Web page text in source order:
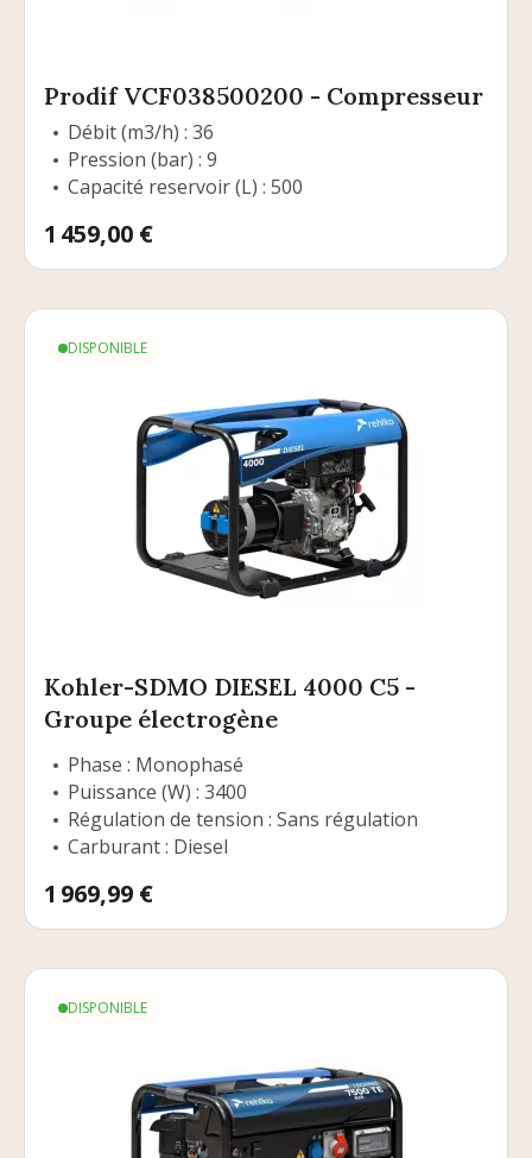
Prodif VCF038500200 - Compresseur
Débit (m3/h) : 36
Pression (bar) : 9
Capacité reservoir (L) : 500
Prix
1 459,00 €
DISPONIBLE
Kohler-SDMO DIESEL 4000 C5 -
Groupe électrogène
Phase : Monophasé
Puissance (W) : 3400
Régulation de tension : Sans régulation
Carburant : Diesel
Prix
1 969,99 €
DISPONIBLE